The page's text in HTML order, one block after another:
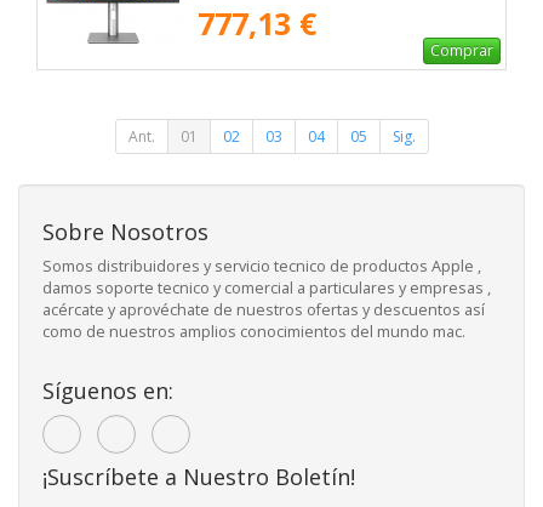
777,13 €
Comprar
Ant. 01 02 03 04 05 Sig.
Sobre Nosotros
Somos distribuidores y servicio tecnico de productos Apple ,
damos soporte tecnico y comercial a particulares y empresas ,
acércate y aprovéchate de nuestros ofertas y descuentos así
como de nuestros amplios conocimientos del mundo mac.
Síguenos en:
¡Suscríbete a Nuestro Boletín!